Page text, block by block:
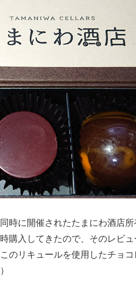
時に開催されたたまにわ酒店
購入してきたので、そのレビュ
のリキュールを使用したチョ